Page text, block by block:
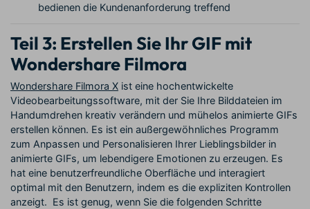
bedienen die Kundenanforderung treffend
Teil 3: Erstellen Sie Ihr GIF mit
Wondershare Filmora
Wondershare Filmora X ist eine hochentwickelte
Videobearbeitungssoftware, mit der Sie Ihre Bilddateien im
Handumdrehen kreativ verändern und mühelos animierte GIFs
erstellen können. Es ist ein außergewöhnliches Programm
zum Anpassen und Personalisieren Ihrer Lieblingsbilder in
animierte GIFs, um lebendigere Emotionen zu erzeugen. Es
hat eine benutzerfreundliche Oberfläche und interagiert
optimal mit den Benutzern, indem es die expliziten Kontrollen
anzeigt. Es ist genug, wenn Sie die folgenden Schritte